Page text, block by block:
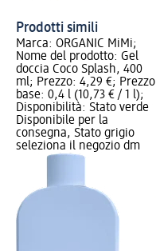
Prodotti simili
Marca: ORGANIC MiMi;
Nome del prodotto: Gel
doccia Coco Splash, 400
ml; Prezzo: 4,29 €; Prezzo
base: 0,4 l (10,73 € / 1 l);
Disponibilità: Stato verde
Disponibile per la
consegna, Stato grigio
seleziona il negozio dm